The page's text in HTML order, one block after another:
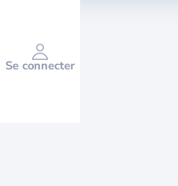
Se connecter